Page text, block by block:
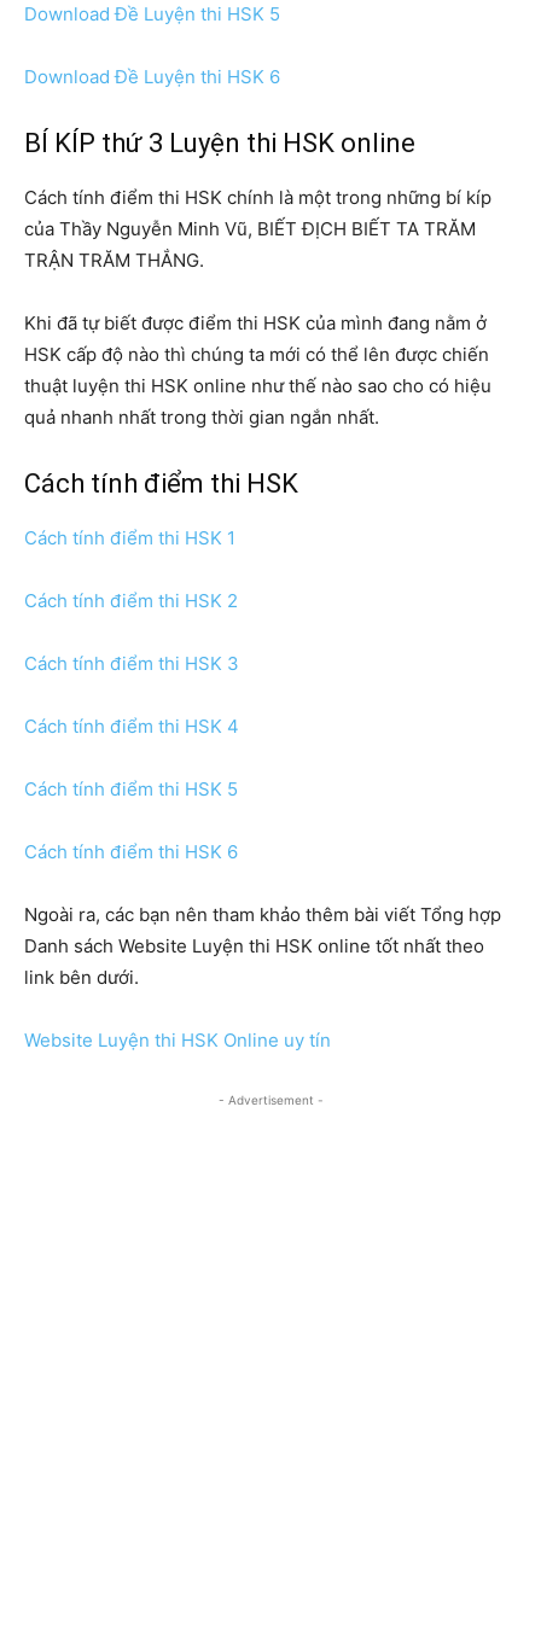
Download Đề Luyện thi HSK 5
Download Đề Luyện thi HSK 6
BÍ KÍP thứ 3 Luyện thi HSK online
Cách tính điểm thi HSK chính là một trong những bí kíp
của Thầy Nguyễn Minh Vũ, BIẾT ĐỊCH BIẾT TA TRĂM
TRẬN TRĂM THẮNG.
Khi đã tự biết được điểm thi HSK của mình đang nằm ở
HSK cấp độ nào thì chúng ta mới có thể lên được chiến
thuật luyện thi HSK online như thế nào sao cho có hiệu
quả nhanh nhất trong thời gian ngắn nhất.
Cách tính điểm thi HSK
Cách tính điểm thi HSK 1
Cách tính điểm thi HSK 2
Cách tính điểm thi HSK 3
Cách tính điểm thi HSK 4
Cách tính điểm thi HSK 5
Cách tính điểm thi HSK 6
Ngoài ra, các bạn nên tham khảo thêm bài viết Tổng hợp
Danh sách Website Luyện thi HSK online tốt nhất theo
link bên dưới.
Website Luyện thi HSK Online uy tín
- Advertisement -